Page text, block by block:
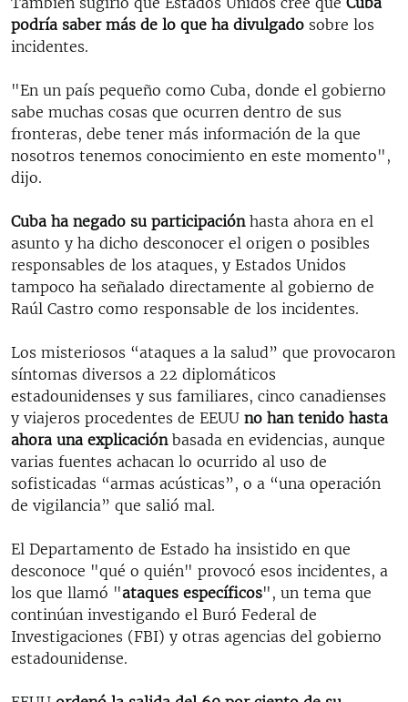
podría saber más de lo que ha divulgado sobre los
incidentes.
"En un país pequeño como Cuba, donde el gobierno
sabe muchas cosas que ocurren dentro de sus
fronteras, debe tener más información de la que
nosotros tenemos conocimiento en este momento",
dijo.
Cuba ha negado su participaciónhasta ahora en el
asunto y ha dicho desconocer el origen o posibles
responsables de los ataques, y Estados Unidos
tampoco ha señalado directamente al gobierno de
Raúl Castro como responsable de los incidentes.
Los misteriosos “ataques a la salud” que provocaron
síntomas diversos a 22 diplomáticos
estadounidenses y sus familiares, cinco canadienses
y viajeros procedentes de EEUU no han tenido hasta
ahora una explicaciónbasada en evidencias, aunque
varias fuentes achacan lo ocurrido al uso de
sofisticadas “armas acústicas”, o a “una operación
de vigilancia” que salió mal.
El Departamento de Estado ha insistido en que
desconoce "qué o quién" provocó esos incidentes, a
los que llamó "ataques específicos", un tema que
continúan investigando el Buró Federal de
Investigaciones (FBI) y otras agencias del gobierno
estadounidense.